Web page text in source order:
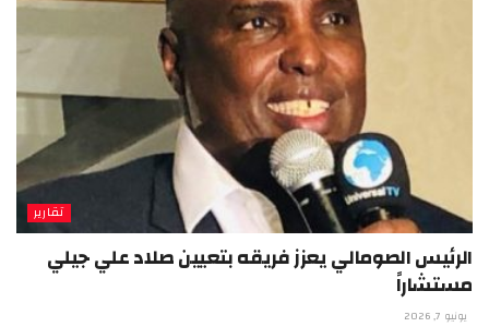
تقارير
الرئيس الصومالي يعزز فريقه بتعيين صلاد علي جيلي
مستشاراً
يونيو 7, 2026